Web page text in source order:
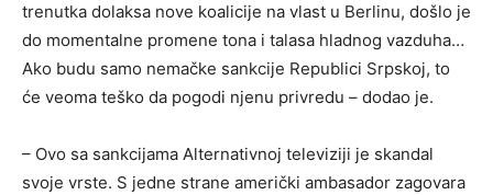
trenutka dolaksa nove koalicije na vlast u Berlinu, došlo je
do momentalne promene tona i talasa hladnog vazduha…
Ako budu samo nemačke sankcije Republici Srpskoj, to
će veoma teško da pogodi njenu privredu – dodao je.
– Ovo sa sankcijama Alternativnoj televiziji je skandal
svoje vrste. S jedne strane američki ambasador zagovara